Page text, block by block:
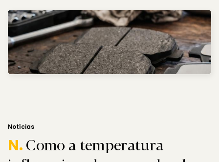
Notícias
N.Como a temperatura